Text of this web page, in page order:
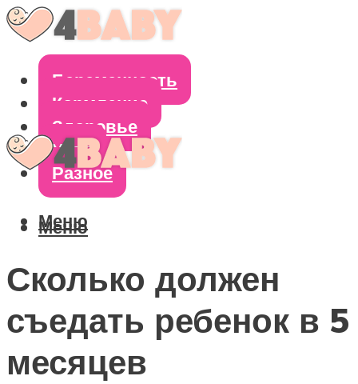
Беременность
Кормление
Здоровье
Уход
Разное
Меню
Меню
Сколько должен
съедать ребенок в 5
месяцев